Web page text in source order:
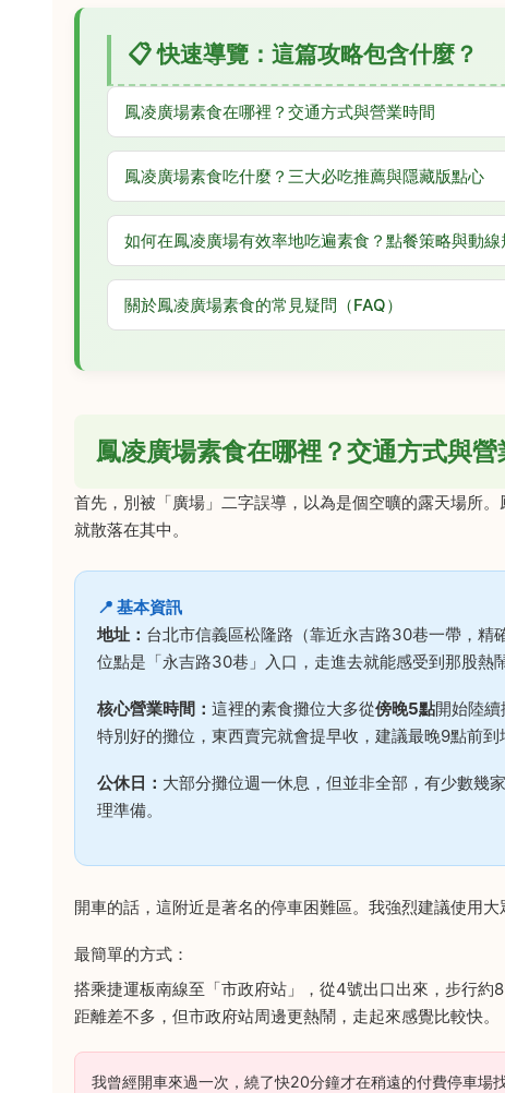
📋 快速導覽：這篇攻略包含什麼？
鳳凌廣場素食在哪裡？交通方式與營業時間
鳳凌廣場素食吃什麼？三大必吃推薦與隱藏版點心
如何在鳳凌廣場有效率地吃遍素食？點餐策略與動線
關於鳳凌廣場素食的常見疑問（FAQ）
鳳凌廣場素食在哪裡？交通方式與營
首先，別被「廣場」二字誤導，以為是個空曠的露天場所
就散落在其中。
📍 基本資訊
地址： 台北市信義區松隆路（靠近永吉路30巷一帶，
位點是「永吉路30巷」入口，走進去就能感受到那股熱
核心營業時間： 這裡的素食攤位大多從傍晚5點開始陸續
特別好的攤位，東西賣完就會提早收，建議最晚9點前到
公休日： 大部分攤位週一休息，但並非全部，有少數幾
理準備。
開車的話，這附近是著名的停車困難區。我強烈建議使用大
最簡單的方式：
搭乘捷運板南線至「市政府站」，從4號出口出來，步行
距離差不多，但市政府站周邊更熱鬧，走起來感覺比較快。
我曾經開車來過一次，繞了快20分鐘才在稍遠的付費停車場